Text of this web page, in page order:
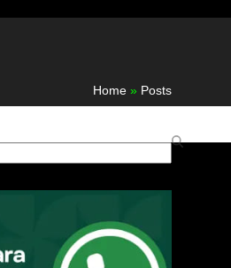
Home» Posts